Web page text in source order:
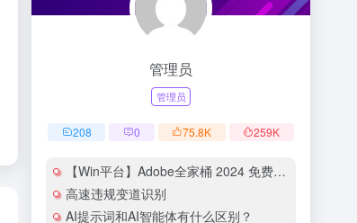
管理员
管理员
208 0 75.8K 259K
【Win平台】Adobe全家桶 2024 免费破解激活 – AdobeGenP
高速违规变道识别
AI提示词和AI智能体有什么区别？